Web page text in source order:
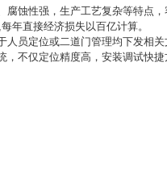
腐蚀性强，生产工艺复杂等特点
年直接经济损失以百亿计算。
人员定位或二道门管理均下发相
，不仅定位精度高，安装调试快